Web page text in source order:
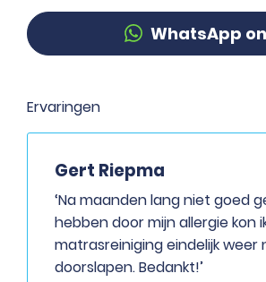
WhatsApp
Ervaringen
Gert Riepma
‘Na maanden lang niet goed
hebben door mijn allergie kon
matrasreiniging eindelijk
doorslapen. Bedankt!’